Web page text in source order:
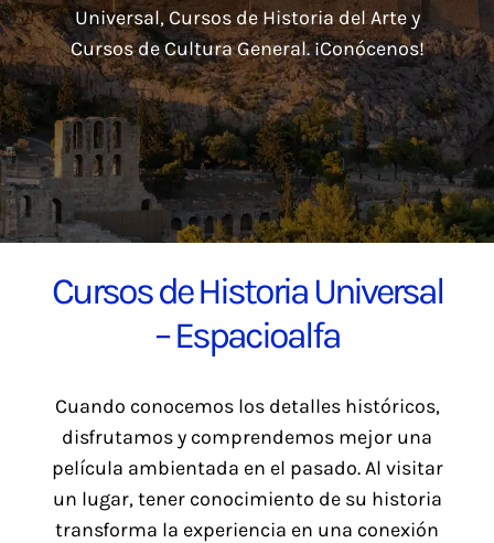
Blog
Contacto
Universal, Cursos de Historia del Arte y
Cursos de Cultura General. ¡Conócenos!
Cursos de Historia Universal
– Espacioalfa
Cuando conocemos los detalles históricos,
disfrutamos y comprendemos mejor una
película ambientada en el pasado. Al visitar
un lugar, tener conocimiento de su historia
transforma la experiencia en una conexión